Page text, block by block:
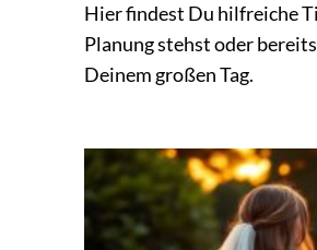
Hier findest Du hilfreiche
Planung stehst oder
Deinem großen Tag.